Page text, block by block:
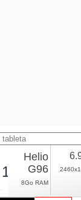
Pro
Helio
G96
8Go RAM